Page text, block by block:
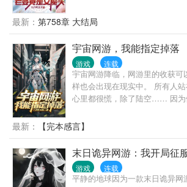
级， 也不知时间过去了多久，因
宋烨便娶了一个来路不明的外乡
自己的一件人生大事。 某日，玄
世海澜星开启游戏登录，成千上
可这时，玩家们才发现，游戏中
头竟已成为玩家宋烨的老婆！
最新： 第758章 大结局
宇宙网游，我能指定掉落
游戏 连载
宇宙网游降临，网游里的收获可
样也会出现在现实中。 所有人
心里都很慌，除了陆空…… 因为
最新： 【完本感言】
末日诡异网游：我开局征
游戏 连载
平静的地球因为一款末日诡异网